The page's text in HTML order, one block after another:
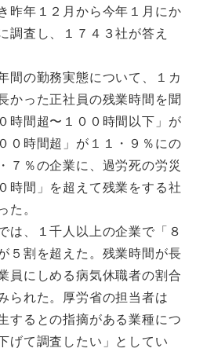
昨年１２月から今年１月にか
調査し、１７４３社が答え
間の勤務実態について、１カ
かった正社員の残業時間を聞
時間超〜１００時間以下」が
０時間超」が１１・９％にの
７％の企業に、過労死の労災
時間」を超えて残業をする社
。
は、１千人以上の企業で「８
５割を超えた。残業時間が長
員にしめる病気休職者の割合
られた。厚労省の担当者は
するとの指摘がある業種につ
げて調査したい」としてい